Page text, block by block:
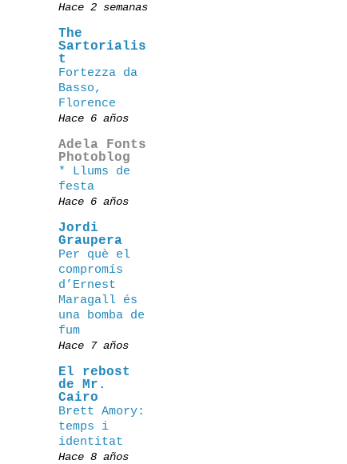
Hace 2 semanas
The
Sartorialis
t
Fortezza da
Basso,
Florence
Hace 6 años
Adela Fonts
Photoblog
* Llums de
festa
Hace 6 años
Jordi
Graupera
Per què el
compromís
d’Ernest
Maragall és
una bomba de
fum
Hace 7 años
El rebost
de Mr.
Cairo
Brett Amory:
temps i
identitat
Hace 8 años